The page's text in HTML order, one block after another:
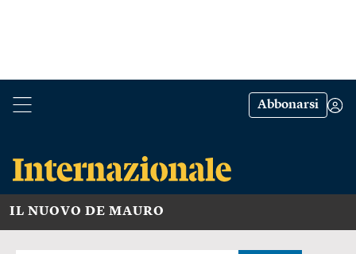
Abbonarsi
IL NUOVO DE MAURO